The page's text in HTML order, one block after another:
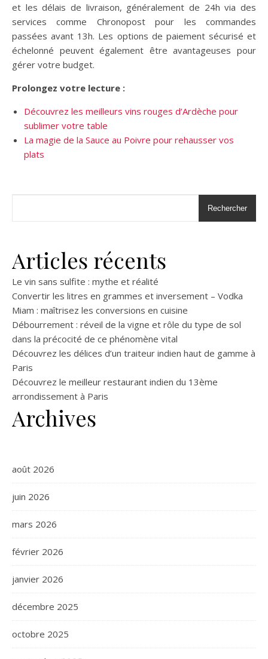
et les délais de livraison, généralement de 24h via des
services comme Chronopost pour les commandes
passées avant 13h. Les options de paiement sécurisé et
échelonné peuvent également être avantageuses pour
gérer votre budget.
Prolongez votre lecture :
Découvrez les meilleurs vins rouges d’Ardèche pour
sublimer votre table
La magie de la Sauce au Poivre pour rehausser vos
plats
Rechercher
Articles récents
Le vin sans sulfite : mythe et réalité
Convertir les litres en grammes et inversement – Vodka
Miam : maîtrisez les conversions en cuisine
Débourrement : réveil de la vigne et rôle du type de sol
dans la précocité de ce phénomène vital
Découvrez les délices d’un traiteur indien haut de gamme à
Paris
Découvrez le meilleur restaurant indien du 13ème
arrondissement à Paris
Archives
août 2026
juin 2026
mars 2026
février 2026
janvier 2026
décembre 2025
octobre 2025